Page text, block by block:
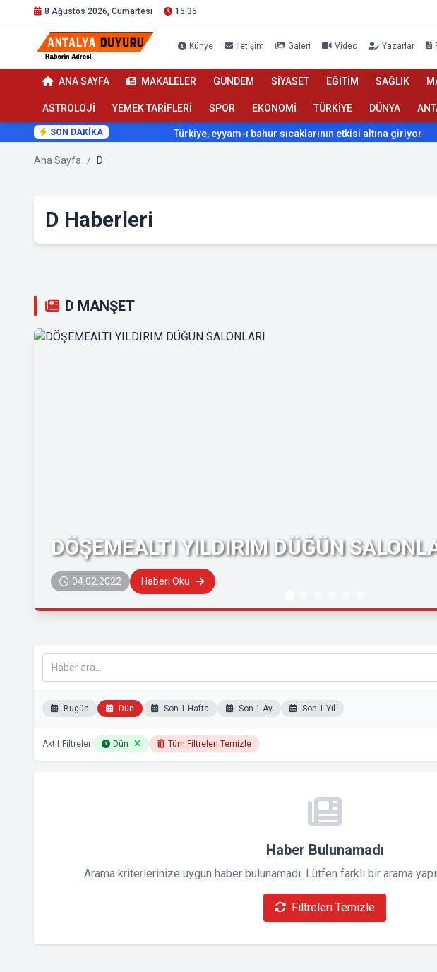
8 Ağustos 2026, Cumartesi 15:35
Künye İletişim Galeri Video Yazarlar
ANA SAYFA MAKALELER GÜNDEM SİYASET EĞİTİM SAĞLIK
ASTROLOJİ YEMEK TARİFLERİ SPOR EKONOMİ TÜRKİYE DÜNYA
SON DAKİKA Türkiye, eyyam-ı bahur sıcaklarının etkisi altına giriyor
Ana Sayfa / D
D Haberleri
D MANŞET
DÖŞEMEALTI YILDIRIM DÜĞÜN
04.02.2022 Haberi Oku
Bugün Dün Son 1 Hafta Son 1 Ay Son 1 Yıl
Aktif Filtreler: Dün Tüm Filtreleri Temizle
Haber Bulunamadı
Arama kriterlerinize uygun haber bulunamadı. Lütfen farklı bir arama
Filtreleri Temizle